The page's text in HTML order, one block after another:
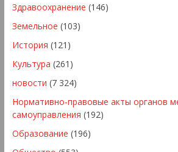
Здравоохранение (146)
Земельное (103)
История (121)
Культура (261)
новости (7 324)
Нормативно-правовые акты органов
самоуправления (192)
Образование (196)